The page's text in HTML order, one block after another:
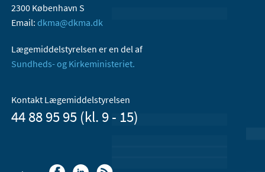
2300 København S
Email: dkma@dkma.dk
Lægemiddelstyrelsen er en del af
Sundheds- og Kirkeministeriet.
Kontakt Lægemiddelstyrelsen
44 88 95 95 (kl. 9 - 15)